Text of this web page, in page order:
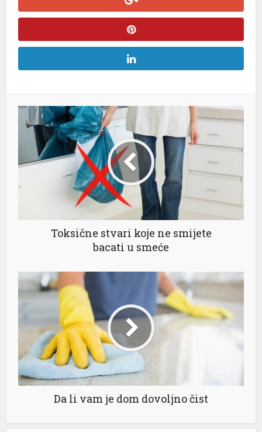
Toksične stvari koje ne smijete
bacati u smeće
Da li vam je dom dovoljno čist